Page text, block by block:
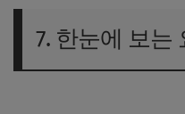
7. 한눈에 보는